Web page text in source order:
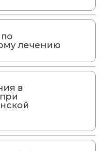
лечению
в